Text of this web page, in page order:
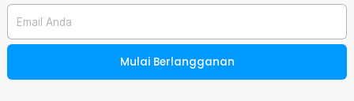
Email Anda
Mulai Berlangganan